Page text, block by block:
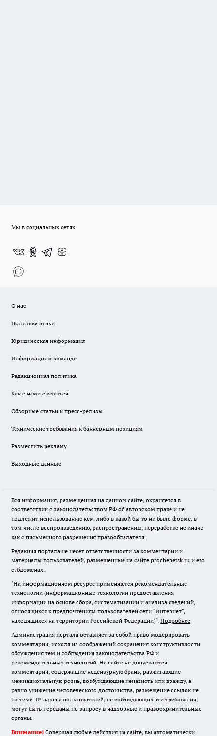
Мы в социальных сетях
О нас
Политика этики
Юридическая информация
Информация о команде
Редакционная политика
Как с нами связаться
Обзорные статьи и пресс-релизы
Технические требования к баннерным позициям
Разместить рекламу
Выходные данные
Вся информация, размещенная на данном сайте, охраняется в
соответствии с законодательством РФ об авторском праве и не
подлежит использованию кем-либо в какой бы то ни было форме, в
том числе воспроизведению, распространению, переработке не иначе
как с письменного разрешения правообладателя.
Редакция портала не несет ответственности за комментарии и
материалы пользователей, размещенные на сайте prochepetsk.ru и его
субдоменах.
"На информационном ресурсе применяются рекомендательные
технологии (информационные технологии предоставления
информации на основе сбора, систематизации и анализа сведений,
относящихся к предпочтениям пользователей сети "Интернет",
находящихся на территории Российской Федерации)". Подробнее
Администрация портала оставляет за собой право модерировать
комментарии, исходя из соображений сохранения конструктивности
обсуждения тем и соблюдения законодательства РФ и
рекомендательных технологий. На сайте не допускаются
комментарии, содержащие нецензурную брань, разжигающие
межнациональную рознь, возбуждающие ненависть или вражду, а
равно унижение человеческого достоинства, размещение ссылок не
по теме. IP-адреса пользователей, не соблюдающих эти требования,
могут быть переданы по запросу в надзорные и правоохранительные
органы.
Внимание! Совершая любые действия на сайте, вы автоматически